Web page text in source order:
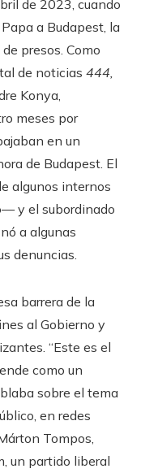
de 2023, cuando
a Budapest, la
presos. Como
de noticias 444,
Konya,
meses por
en un
de Budapest. El
algunos internos
y el subordinado
a algunas
denuncias.
barrera de la
al Gobierno y
“Este es el
como un
sobre el tema
en redes
Tompos,
un partido liberal